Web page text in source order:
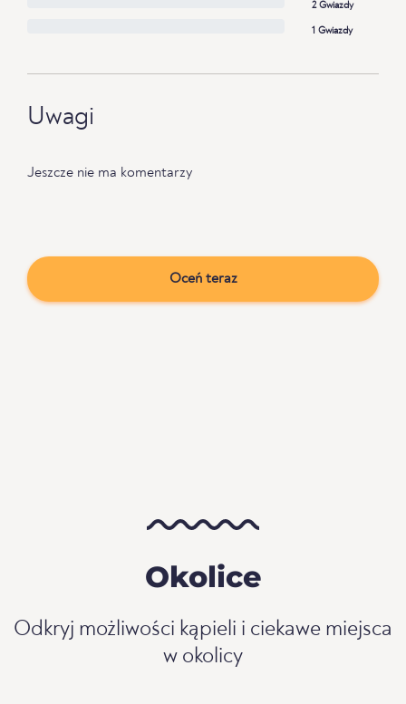
2 Gwiazdy
1 Gwiazdy
Uwagi
Jeszcze nie ma komentarzy
Oceń teraz
Okolice
Odkryj możliwości kąpieli i ciekawe miejsca
w okolicy